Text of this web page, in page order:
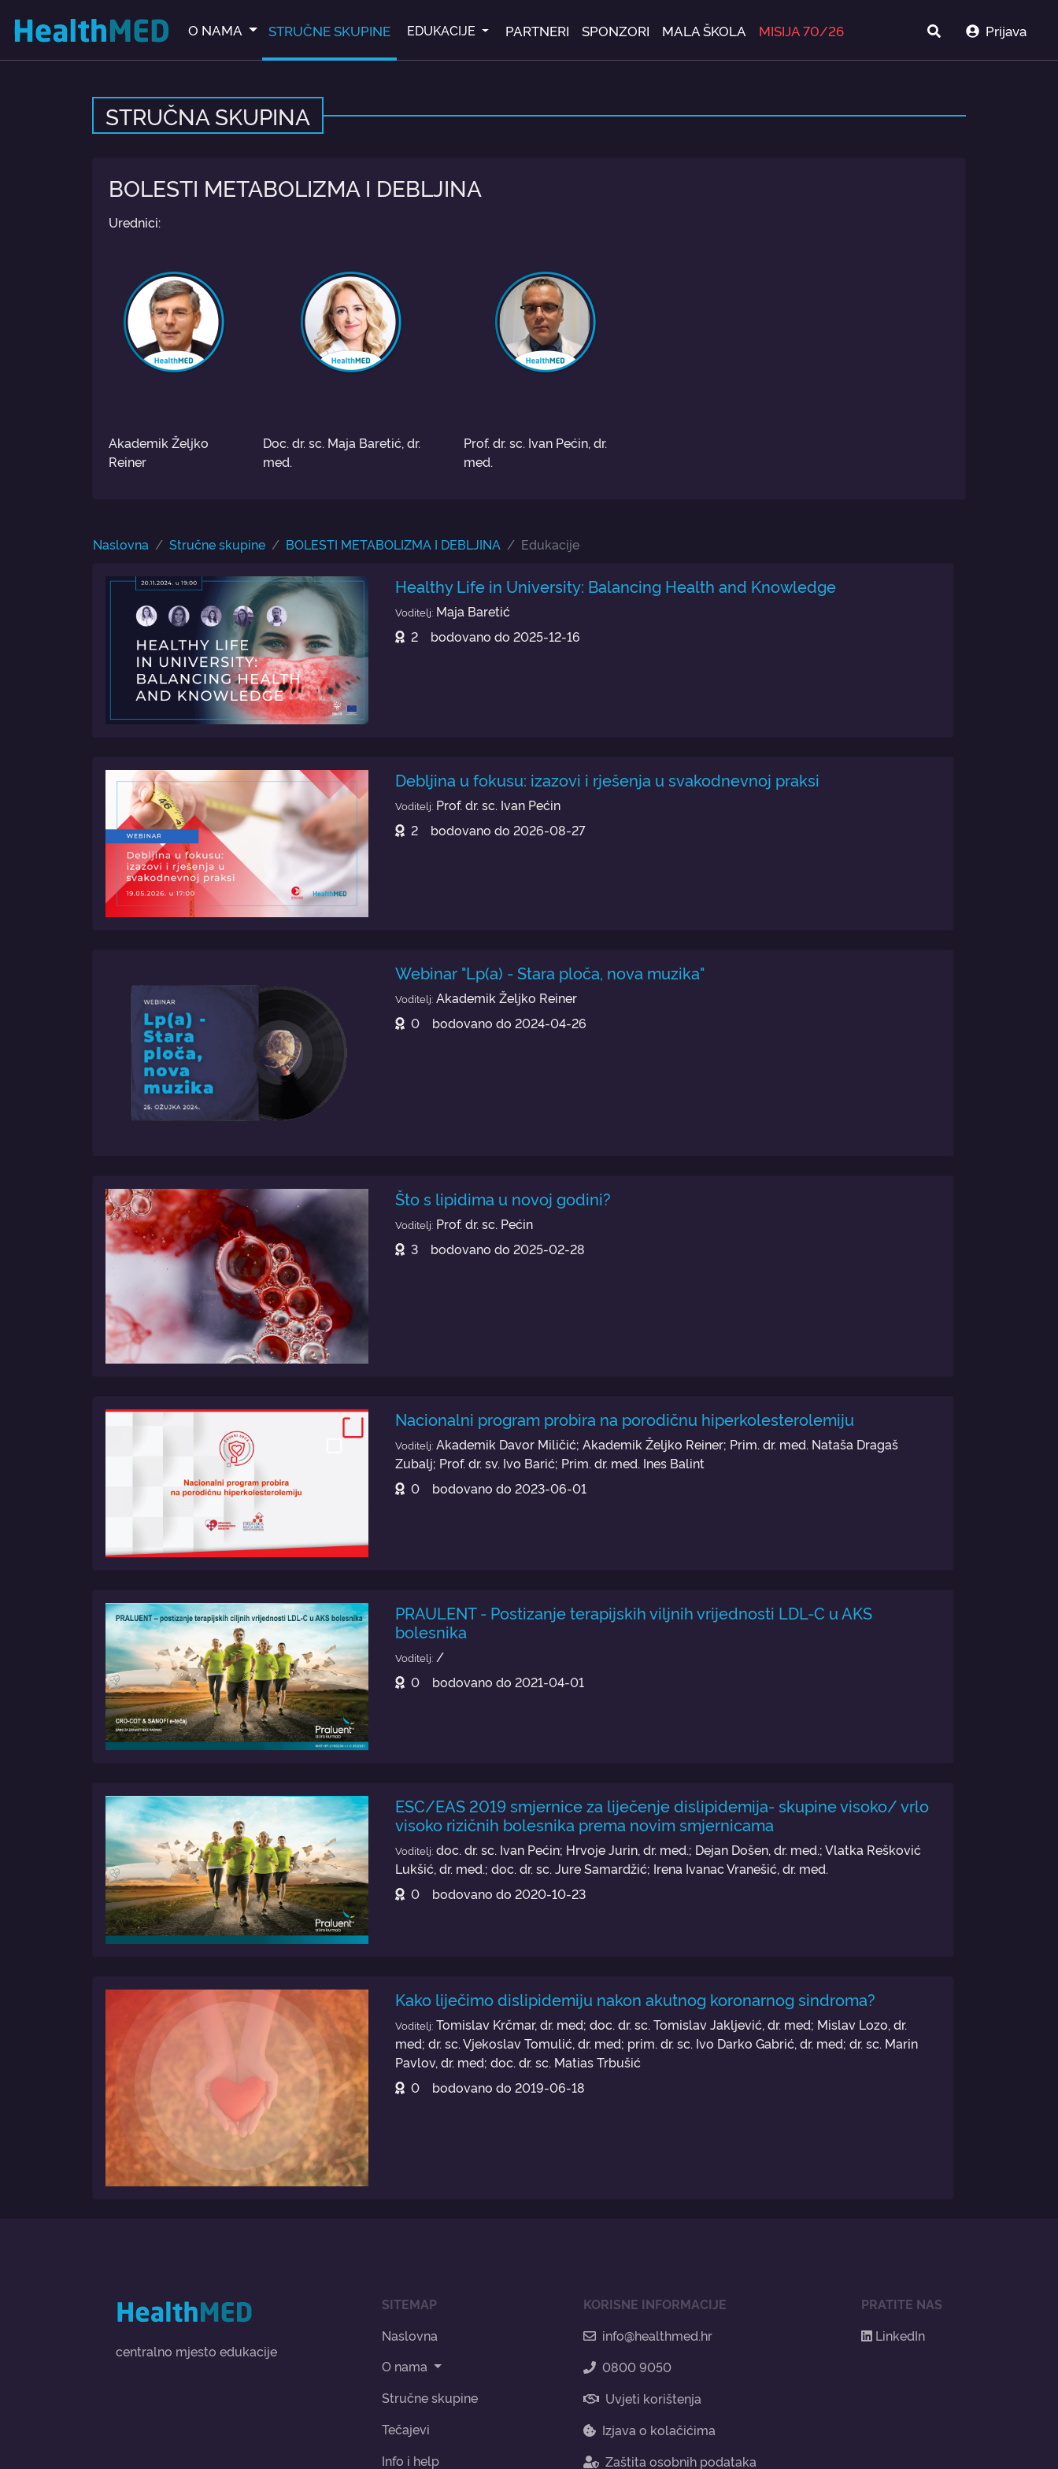
O NAMA STRUČNE SKUPINE EDUKACIJE PARTNERI SPONZORI MALA ŠKOLA MISIJA 70/26 Prijava
STRUČNA SKUPINA
BOLESTI METABOLIZMA I DEBLJINA
Urednici:
Akademik Željko
Reiner
Doc. dr. sc. Maja Baretić, dr.
med.
Prof. dr. sc. Ivan Pećin, dr.
med.
Naslovna Stručne skupine BOLESTI METABOLIZMA I DEBLJINA Edukacije
Healthy Life in University: Balancing Health and Knowledge
Voditelj:Maja Baretić
2
bodovano do 2025-12-16
Debljina u fokusu: izazovi i rješenja u svakodnevnoj praksi
Voditelj:Prof. dr. sc. Ivan Pećin
2
bodovano do 2026-08-27
Webinar "Lp(a) - Stara ploča, nova muzika"
Voditelj:Akademik Željko Reiner
0
bodovano do 2024-04-26
Što s lipidima u novoj godini?
Voditelj:Prof. dr. sc. Pećin
3
bodovano do 2025-02-28
Nacionalni program probira na porodičnu hiperkolesterolemiju
Voditelj:Akademik Davor Miličić; Akademik Željko Reiner; Prim. dr. med. Nataša Dragaš
Zubalj; Prof. dr. sv. Ivo Barić; Prim. dr. med. Ines Balint
0
bodovano do 2023-06-01
PRAULENT - Postizanje terapijskih viljnih vrijednosti LDL-C u AKS
bolesnika
Voditelj:/
0
bodovano do 2021-04-01
ESC/EAS 2019 smjernice za liječenje dislipidemija- skupine visoko/ vrlo
visoko rizičnih bolesnika prema novim smjernicama
Voditelj:doc. dr. sc. Ivan Pećin; Hrvoje Jurin, dr. med.; Dejan Došen, dr. med.; Vlatka Rešković
Lukšić, dr. med.; doc. dr. sc. Jure Samardžić; Irena Ivanac Vranešić, dr. med.
0
bodovano do 2020-10-23
Kako liječimo dislipidemiju nakon akutnog koronarnog sindroma?
Voditelj:Tomislav Krčmar, dr. med; doc. dr. sc. Tomislav Jakljević, dr. med; Mislav Lozo, dr.
med; dr. sc. Vjekoslav Tomulić, dr. med; prim. dr. sc. Ivo Darko Gabrić, dr. med; dr. sc. Marin
Pavlov, dr. med; doc. dr. sc. Matias Trbušić
0
bodovano do 2019-06-18
centralno mjesto edukacije
SITEMAP
Naslovna
O nama
Stručne skupine
Tečajevi
Info i help
KORISNE INFORMACIJE
info@healthmed.hr
0800 9050
Uvjeti korištenja
Izjava o kolačićima
Zaštita osobnih podataka
PRATITE NAS
LinkedIn